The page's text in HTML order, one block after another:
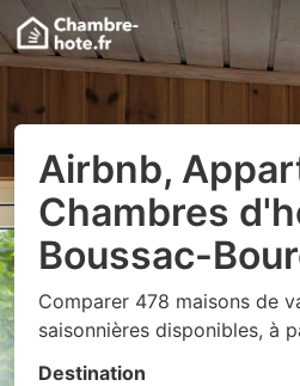
Airbnb,
Chambres
Boussac-
Comparer 478 maisons de
saisonnières disponibles, à
Destination